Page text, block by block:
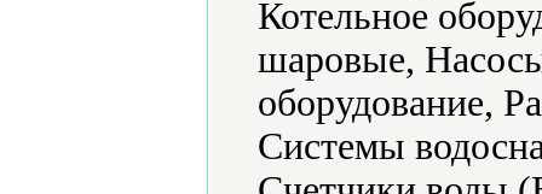
Котельное
шаровые,
оборудование,
Системы